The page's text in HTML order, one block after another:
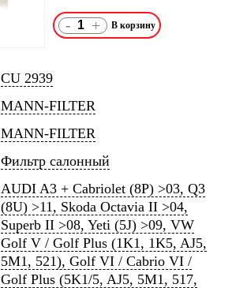
- +
CU 2939
MANN-FILTER
MANN-FILTER
Фильтр салонный
AUDI A3 + Cabriolet (8P) >03, Q3
(8U) >11, Skoda Octavia II >04,
Superb II >08, Yeti (5J) >09, VW
Golf V / Golf Plus (1K1, 1K5, AJ5,
5M1, 521), Golf VI / Cabrio VI /
Golf Plus (5K1/5, AJ5, 5M1, 517,